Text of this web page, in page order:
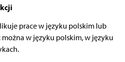
prace w języku polskim lub
można w języku polskim, w języku